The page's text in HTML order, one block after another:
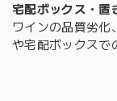
宅配ボックス・置
ワインの品質劣化
や宅配ボックスで